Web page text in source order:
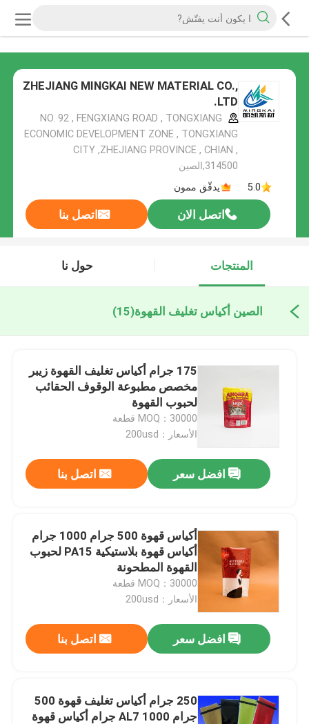
ZHEJIANG MINGKAI NEW MATERIAL CO.,
LTD.
NO. 92 , FENGXIANG ROAD , TONGXIANG
ECONOMIC DEVELOPMENT ZONE , TONGXIANG
CITY ,ZHEJIANG PROVINCE , CHIAN ,
314500,الصين
5.0
يدقّق ممون
اتصل الان اتصل بنا
المنتجات حول نا
الصين أكياس تغليف القهوة(15)
175 جرام أكياس تغليف القهوة زيبر
مخصص مطبوعة الوقوف الحقائب
لحبوب القهوة
MOQ：30000 قطعة
الأسعار：200usd
افضل سعر اتصل بنا
أكياس قهوة 500 جرام 1000 جرام
أكياس قهوة بلاستيكية PA15 لحبوب
القهوة المطحونة
MOQ：30000 قطعة
الأسعار：200usd
افضل سعر اتصل بنا
250 جرام أكياس تغليف قهوة 500
جرام AL7 1000 جرام أكياس قهوة